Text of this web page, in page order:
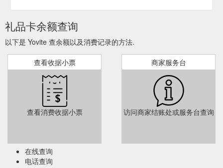
Restaurant Gutschein verschenken - Restaurantwahl?
Universal
Restaurant-Geschenkkarte. Abbildung der Restaurant-
Geschenkkarte. Über 1.500 Restaurants bundesweit. Die
einzigartige bundesweite Restaurant- ...
https://www.yovite.com/Gutschein-Auswahl.html
Gutschein Aschaffenburg - Restaurant Gutscheine online ...
allen Gutscheinen für Restaurants Aschaffenburg. Sie können
unsere Gutscheine schnell und einfach online bestellen. Der
möglich den Geschenkgutschein zusätzlich per SMS
ausliefern zu lassen. Wenn Sie den Gutschein als Geschenk
...
https://www.yovite.com/Gutschein-Aschaffenburg.html
礼品卡余额查询
以下是 Yovite 查余额以及消费记录的方法.
查看收据小票
查看消费收据小票
商家服务台
访问商家结账处或服务台查询
在线查询
电话查询